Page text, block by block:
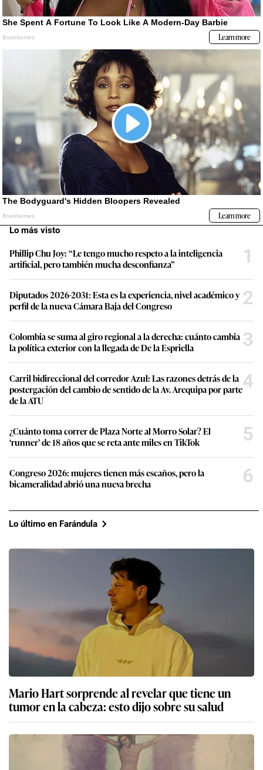
Lo más visto
Phillip Chu Joy: “Le tengo mucho respeto a la inteligencia
artificial, pero también mucha desconfianza”
1
Diputados 2026-2031: Esta es la experiencia, nivel académico y
perfil de la nueva Cámara Baja del Congreso
2
Colombia se suma al giro regional a la derecha: cuánto cambia
la política exterior con la llegada de De la Espriella
3
Carril bidireccional del corredor Azul: Las razones detrás de la
postergación del cambio de sentido de la Av. Arequipa por parte
de la ATU
4
¿Cuánto toma correr de Plaza Norte al Morro Solar? El
‘runner’ de 18 años que se reta ante miles en TikTok
5
Congreso 2026: mujeres tienen más escaños, pero la
bicameralidad abrió una nueva brecha
6
Lo último en Farándula
Mario Hart sorprende al revelar que tiene un
tumor en la cabeza: esto dijo sobre su salud